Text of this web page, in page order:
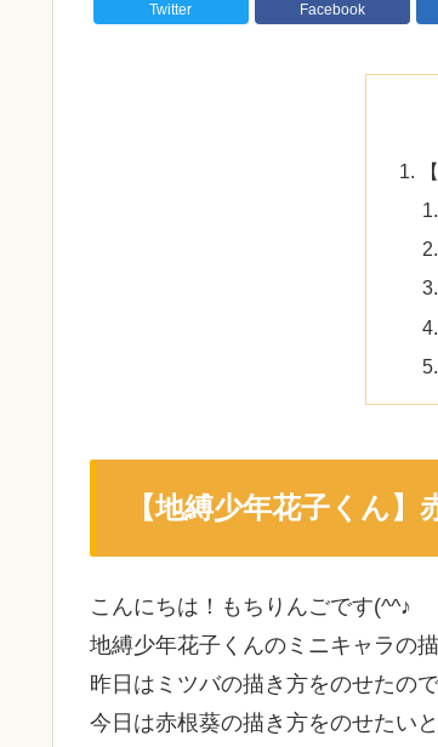
Twitter Facebook
【地縛少年花子くん】
こんにちは！もちりんごです(^^♪
地縛少年花子くんのミニキャラの
昨日はミツバの描き方をのせたの
今日は赤根葵の描き方をのせたいと